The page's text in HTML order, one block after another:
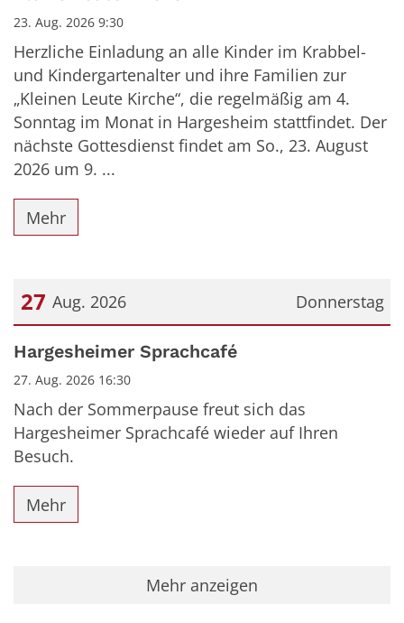
23. Aug. 2026 9:30
Herzliche Einladung an alle Kinder im Krabbel-
und Kindergartenalter und ihre Familien zur
„Kleinen Leute Kirche“, die regelmäßig am 4.
Sonntag im Monat in Hargesheim stattfindet. Der
nächste Gottesdienst findet am So., 23. August
2026 um 9. ...
Mehr
Donnerstag
27 Aug. 2026
Datum: 27. August 2026
Hargesheimer Sprachcafé
27. Aug. 2026 16:30
Nach der Sommerpause freut sich das
Hargesheimer Sprachcafé wieder auf Ihren
Besuch.
Mehr
Mehr anzeigen